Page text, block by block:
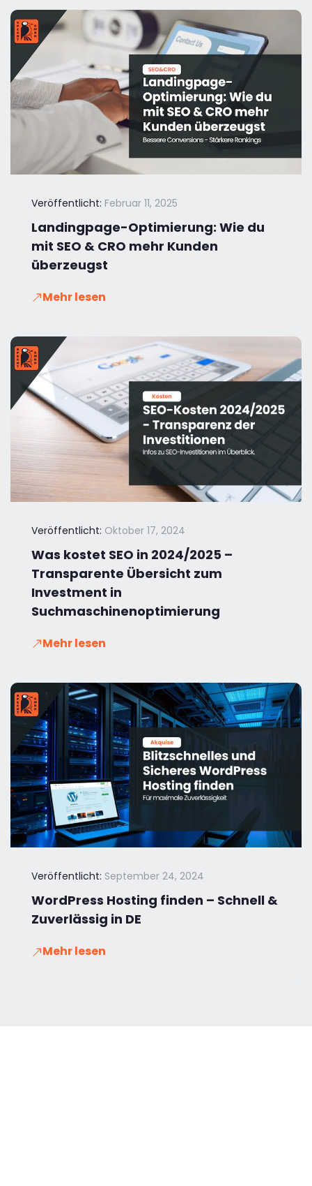
Veröffentlicht: Februar 11, 2025
Landingpage-Optimierung: Wie du
mit SEO & CRO mehr Kunden
überzeugst
Mehr lesen
Veröffentlicht: Oktober 17, 2024
Was kostet SEO in 2024/2025 –
Transparente Übersicht zum
Investment in
Suchmaschinenoptimierung
Mehr lesen
Veröffentlicht: September 24, 2024
WordPress Hosting finden – Schnell &
Zuverlässig in DE
Mehr lesen